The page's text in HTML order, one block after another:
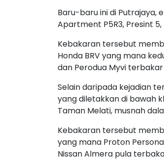
Baru-baru ini di Putrajaya,
Apartment P5R3, Presint
Kebakaran tersebut
Honda BRV yang mana
dan Perodua Myvi terbakar
Selain daripada kejadian
yang diletakkan di bawah
Taman Melati, musnah
Kebakaran tersebut
yang mana Proton
Nissan Almera pula